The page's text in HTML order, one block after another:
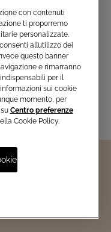
e
Emé
con contenuti
ti proporremo
personalizzate.
all’utilizzo dei
questo banner
e rimarranno
per il
sui cookie
momento, per
Centro preferenze
Cookie Policy.